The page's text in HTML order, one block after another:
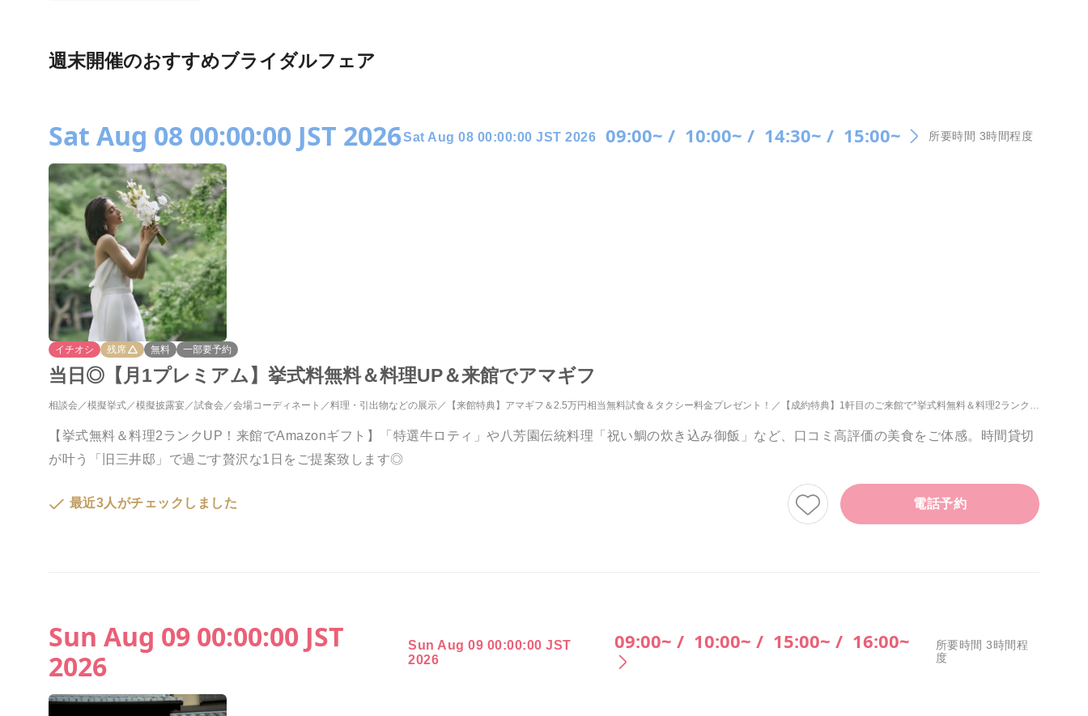
週末開催のおすすめブライダルフェア
Sat Aug 08 00:00:00 JST 2026Sat Aug 08 00:00:00 JST 2026 09:00~ / 10:00~ / 14:30~ / 15:00~ 所要時間 3時間程度
イチオシ 残席 無料 一部要予約
当日◎【月1プレミアム】挙式料無料＆料理UP＆来館でアマギフ
相談会 模擬挙式 模擬披露宴 試食会 会場コーディネート 料理・引出物などの展示 【来館特典】アマギフ＆2.5万円相当無料試食＆タクシー料金プレゼント！ 【成約特典】1軒目のご来館で*挙式料無料＆料理2ランクUP◆当館最大特典の1軒目来館がおススメ◎
【挙式無料＆料理2ランクUP！来館でAmazonギフト】「特選牛ロティ」や八芳園伝統料理「祝い鯛の炊き込み御飯」など、口コミ高評価の美食をご体感。時間貸切
が叶う「旧三井邸」で過ごす贅沢な1日をご提案致します◎
最近3人がチェックしました 電話予約
Sun Aug 09 00:00:00 JST
2026
Sun Aug 09 00:00:00 JST
2026
09:00~ / 10:00~ / 15:00~ / 16:00~
所要時間 3時間程
度